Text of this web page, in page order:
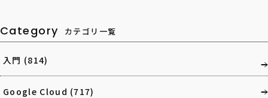
Category カテゴリ一覧
入門 (814)
Google Cloud (717)